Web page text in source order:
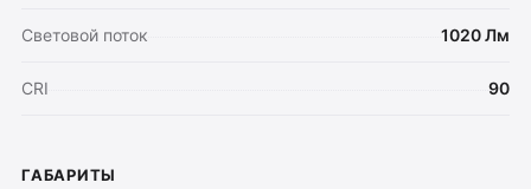
Световой поток 1020 Лм
CRI 90
ГАБАРИТЫ